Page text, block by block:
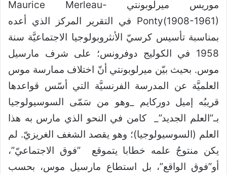
موريس ميرلوبونتي Maurice Merleau-
Ponty(1908-1961) في التقرير المركز الذي أعده
بمناسبة تأسيس كرسيّ الأنثروبولوجيا الاجتماعيَّة سنة
1958 في الكوليج دوفرونس؛ على شرف مارسيل
موس. بحيث بيّن ميرلوبونتي أنّ اختلاف ممارسة موس
العلميَّة عن المدرسة الفرنسيَّة التي أسّس قواعدها
قريبُه إميل دوركايم _وهو من سَمّى السوسيولوجيا
بـ”العلم الجديد”_ كامن في النحو الذي مارس به هذا
العلم (السوسيولوجيا)؛ وهو يقصد الشغف الغريزيّ. لم
يكن منتوجُ علمه خطابا يتموقع ”فوق الاجتماعيّ”،
أو”فوق الواقع”، بل استطاع مارسيل موس، بحسب